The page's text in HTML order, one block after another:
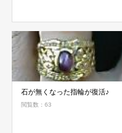
石が無くなった指輪が復活♪
閲覧数：63